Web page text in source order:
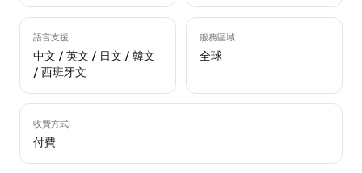
語言支援
中文 / 英文 / 日文 / 韓文
/ 西班牙文
服務區域
全球
收費方式
付費